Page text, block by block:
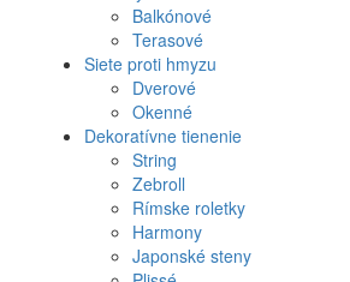
Balkónové
Terasové
Siete proti hmyzu
Dverové
Okenné
Dekoratívne tienenie
String
Zebroll
Rímske roletky
Harmony
Japonské steny